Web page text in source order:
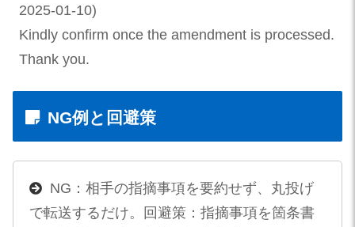
2025-01-10)
Kindly confirm once the amendment is processed.
Thank you.
NG例と回避策
NG：相手の指摘事項を要約せず、丸投げ
で転送するだけ。回避策：指摘事項を箇条書